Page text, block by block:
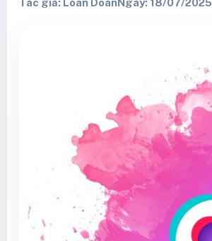
Tác giả: Loan DoanNgày: 18/07/2025